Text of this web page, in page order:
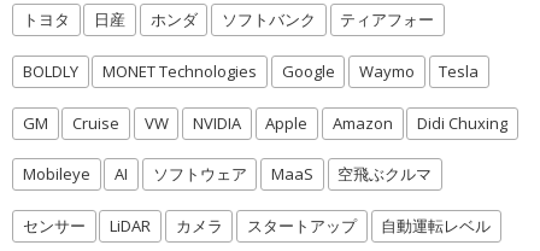
トヨタ 日産 ホンダ ソフトバンク ティアフォー
BOLDLY MONET Technologies Google Waymo Tesla
GM Cruise VW NVIDIA Apple Amazon Didi Chuxing
Mobileye AI ソフトウェア MaaS 空飛ぶクルマ
センサー LiDAR カメラ スタートアップ 自動運転レベル